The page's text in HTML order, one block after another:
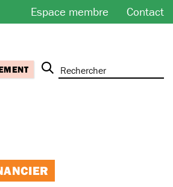
Espace membre Contact